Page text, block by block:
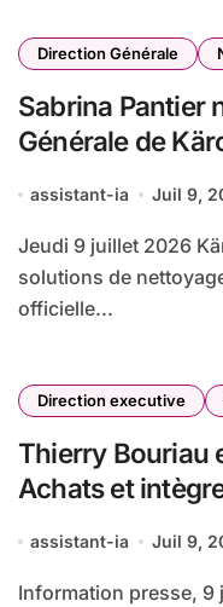
Direction Générale
Sabrina Pantier
Générale de
assistant-ia Juil 9,
Jeudi 9 juillet 2026 Kärcher, leader mondial des
solutions de
officielle...
Direction executive
Thierry Bouriau
Achats et
assistant-ia Juil 9,
Information presse, 9 juillet 2026 Axione, acteur